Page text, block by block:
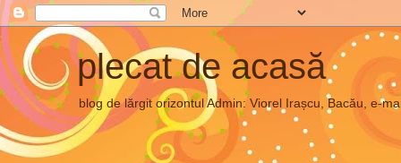
plecat de acasă
blog de lărgit orizontul Admin: Viorel Irașcu, Bacău, e-